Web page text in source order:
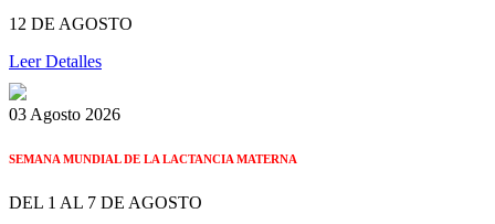
12 DE AGOSTO
Leer Detalles
03 Agosto 2026
SEMANA MUNDIAL DE LA LACTANCIA MATERNA
DEL 1 AL 7 DE AGOSTO